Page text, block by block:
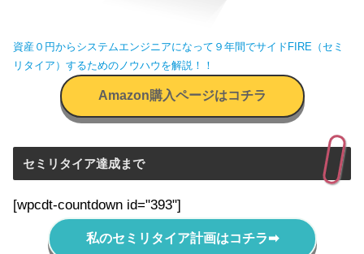
資産０円からシステムエンジニアになって９年間でサイドFIRE（セミ
リタイア）するためのノウハウを解説！！
Amazon購入ページはコチラ
セミリタイア達成まで
[wpcdt-countdown id="393"]
私のセミリタイア計画はコチラ➡